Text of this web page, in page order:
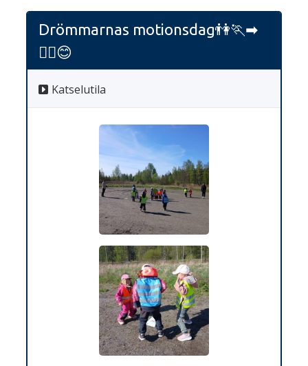
Drömmarnas motionsdag👫🏃‍➡️
🤸‍♀️😊
Katselutila